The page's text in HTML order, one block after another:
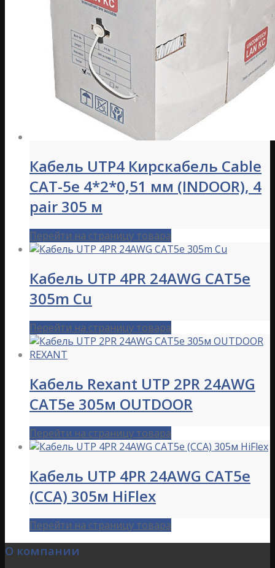
Кабель UTP4 Кирскабель Cable
CAT-5e 4*2*0,51 мм (INDOOR), 4
pair 305 м
Перейти на страницу товара
Кабель UTP 4PR 24AWG CAT5е
305m Cu
Перейти на страницу товара
Кабель Rexant UTP 2PR 24AWG
CAT5e 305м OUTDOOR
Перейти на страницу товара
Кабель UTP 4PR 24AWG CAT5e
(ССА) 305м HiFlex
Перейти на страницу товара
О компании